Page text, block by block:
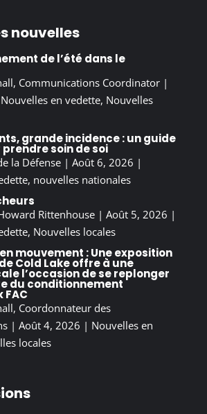
nouvelles
de l’été dans le
Communications Coordinator|
Nouvelles en vedette, Nouvelles
grande incidence : un guide
soin de soi
la Défense| Août 6, 2026 |
, nouvelles nationales
Rittenhouse| Août 5, 2026 |
, Nouvelles locales
mouvement : Une exposition
Cold Lake offre à une
l’occasion de se replonger
du conditionnement
FAC
Coordonnateur des
| Août 4, 2026 | Nouvelles en
locales